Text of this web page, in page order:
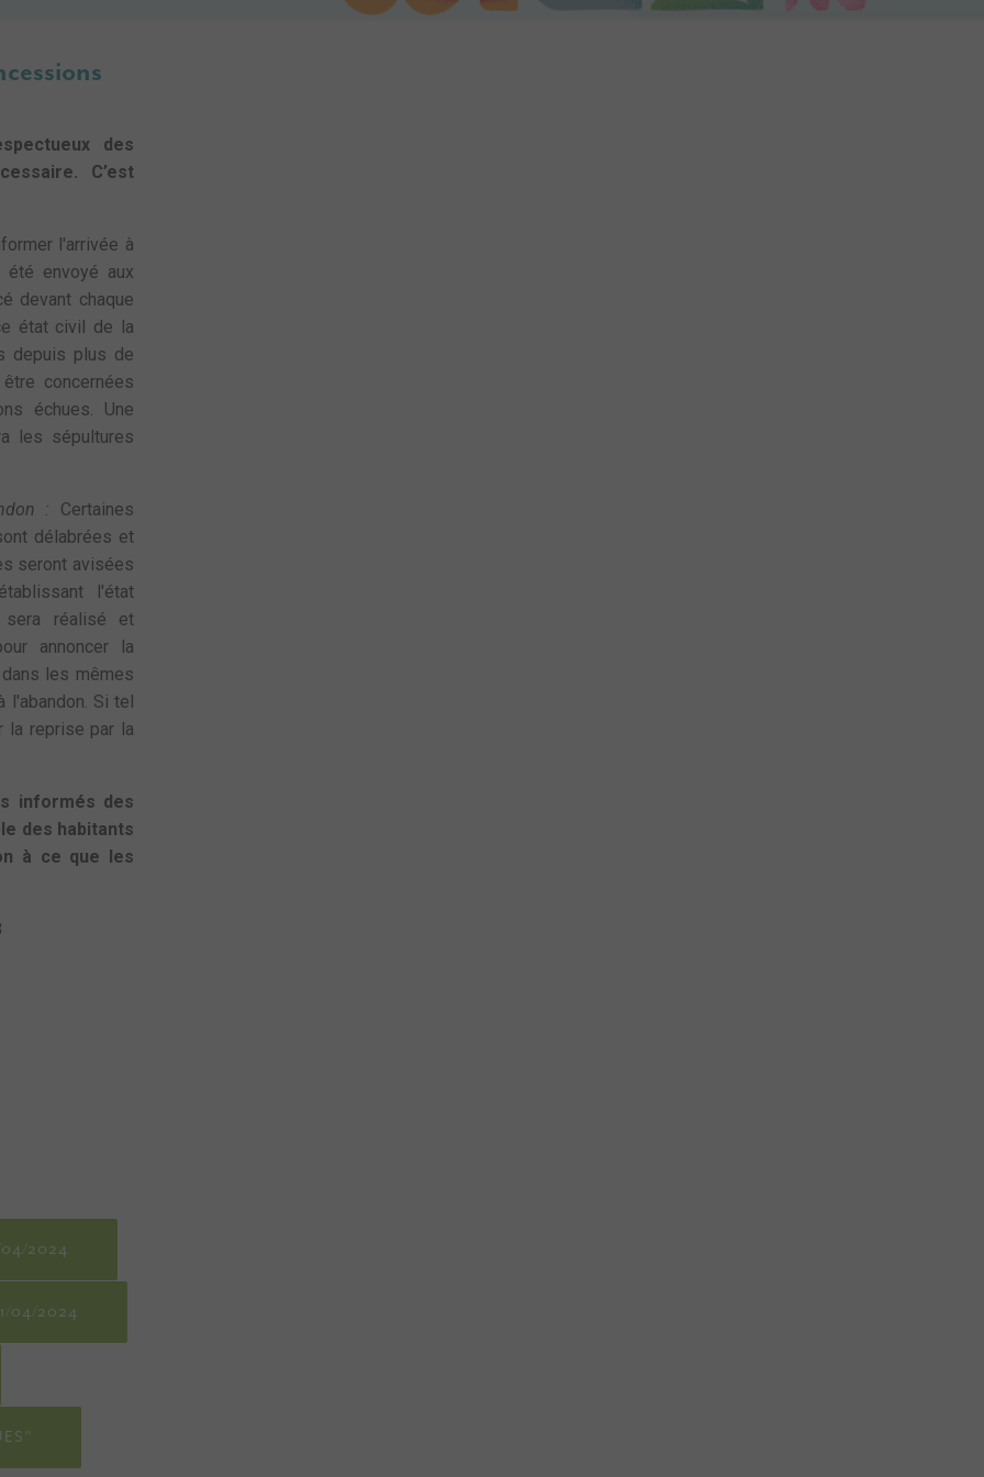
des
C’est
l'arrivée à
été envoyé aux
devant chaque
état civil de la
depuis plus de
concernées
échues. Une
les sépultures
: Certaines
délabrées et
seront avisées
l'état
sera réalisé et
annoncer la
les mêmes
l'abandon. Si tel
la reprise par la
informés des
des habitants
à ce que les
04/2024
04/2024